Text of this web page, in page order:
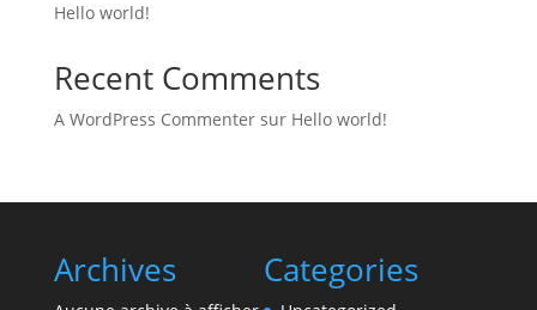
Hello world!
Recent Comments
A WordPress Commentersur Hello world!
Archives Categories